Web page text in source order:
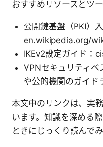
おすすめリソースとツ
公開鍵基盤（PKI）入
en.wikipedia.org/
IKEv2設定ガイド：
VPNセキュリティ
や公的機関のガイド
本文中のリンクは、実
います。知識を深める
ときにじっくり読んでみ